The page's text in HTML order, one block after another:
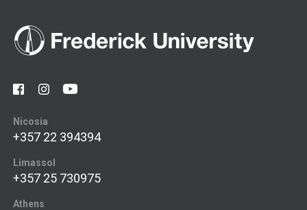
Nicosia
+357 22 394394
Limassol
+357 25 730975
Athens